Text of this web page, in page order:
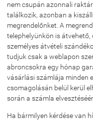
nem csupán azonnali
találkozik, azonban a
megrendelőnket. A
telephelyünkön is átvehető,
személyes átvételi
tudjuk csak a weblapon
abroncsokra egy hónap
vásárlási számlája minden
csomagolásán belül kerül
során a számla
Ha bármilyen kérdése van